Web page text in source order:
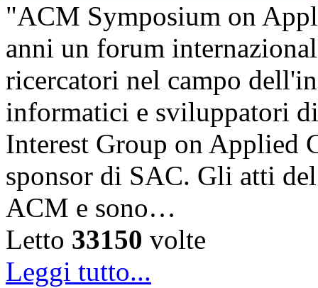
"ACM Symposium on
anni un forum
ricercatori nel campo
informatici e sviluppatori
Interest Group on Applied
sponsor di SAC. Gli atti
ACM e sono…
Letto 33150 volte
Leggi tutto...